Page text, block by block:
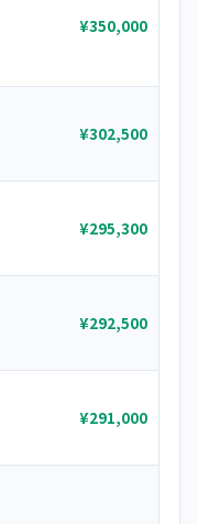
¥350,000
¥302,500
¥295,300
¥292,500
¥291,000